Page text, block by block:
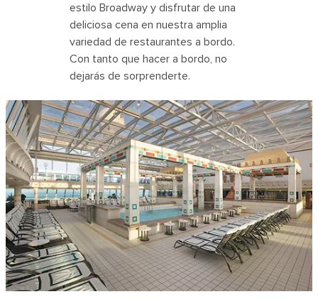
estilo Broadway y disfrutar de una
deliciosa cena en nuestra amplia
variedad de restaurantes a bordo.
Con tanto que hacer a bordo, no
dejarás de sorprenderte.